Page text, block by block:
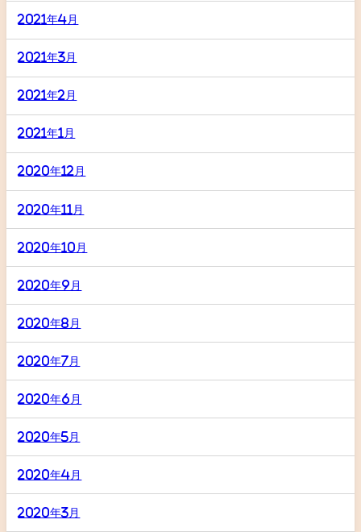
2021年4月
2021年3月
2021年2月
2021年1月
2020年12月
2020年11月
2020年10月
2020年9月
2020年8月
2020年7月
2020年6月
2020年5月
2020年4月
2020年3月